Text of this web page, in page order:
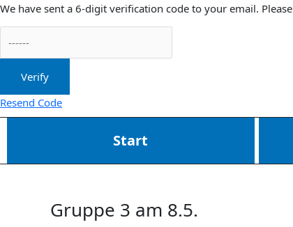
We have sent a 6-digit verification code to your email.
Verify
Resend Code
Start
Gruppe 3 am 8.5.